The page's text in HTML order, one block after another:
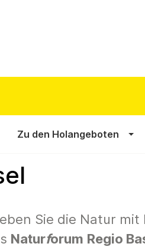
Zu den Holangeboten
Sie die Natur mit
Naturforum Regio